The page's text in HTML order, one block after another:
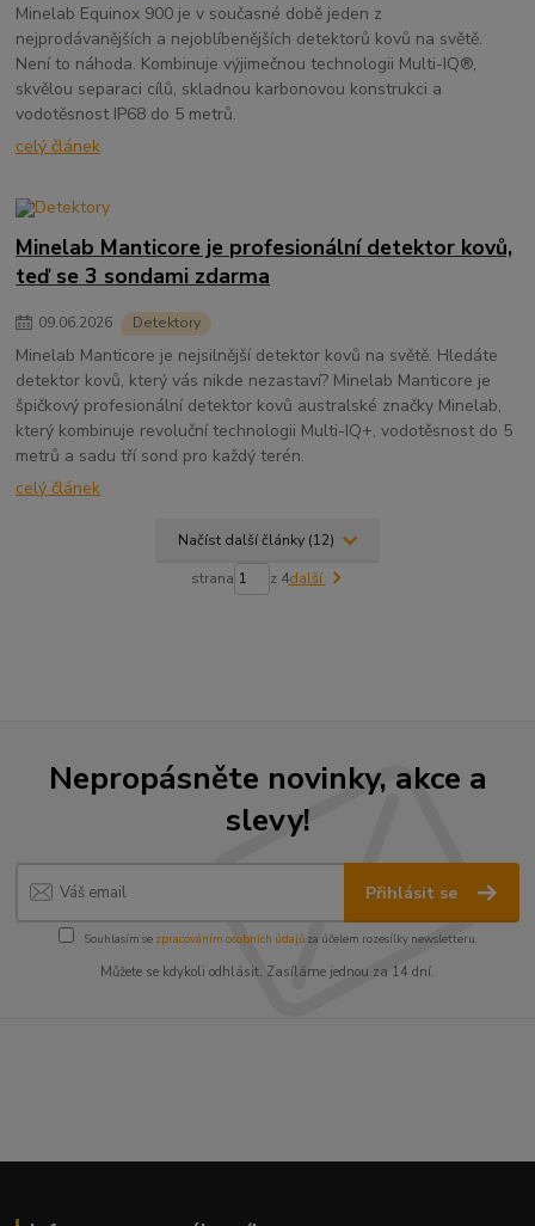
Minelab Equinox 900 je v současné době jeden z
nejprodávanějších a nejoblíbenějších detektorů kovů na světě.
Není to náhoda. Kombinuje výjimečnou technologii Multi-IQ®,
skvělou separaci cílů, skladnou karbonovou konstrukci a
vodotěsnost IP68 do 5 metrů.
celý článek
Minelab Manticore je profesionální detektor kovů,
teď se 3 sondami zdarma
09.06.2026 Detektory
Minelab Manticore je nejsilnější detektor kovů na světě. Hledáte
detektor kovů, který vás nikde nezastaví? Minelab Manticore je
špičkový profesionální detektor kovů australské značky Minelab,
který kombinuje revoluční technologii Multi-IQ+, vodotěsnost do 5
metrů a sadu tří sond pro každý terén.
celý článek
Načíst další články (12)
strana z 4další
Nepropásněte novinky, akce a
slevy!
Přihlásit se
Souhlasím se zpracováním osobních údajůza účelem rozesílky newsletteru.
Můžete se kdykoli odhlásit. Zasíláme jednou za 14 dní.